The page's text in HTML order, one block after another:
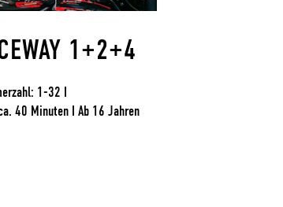
1+2+4
1-32 I
40 Minuten I Ab 16 Jahren